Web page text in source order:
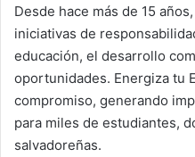
Desde hace más de 15
iniciativas de
educación, el desarrollo
oportunidades. Energiza tu
compromiso, generando
para miles de estudiantes,
salvadoreñas.